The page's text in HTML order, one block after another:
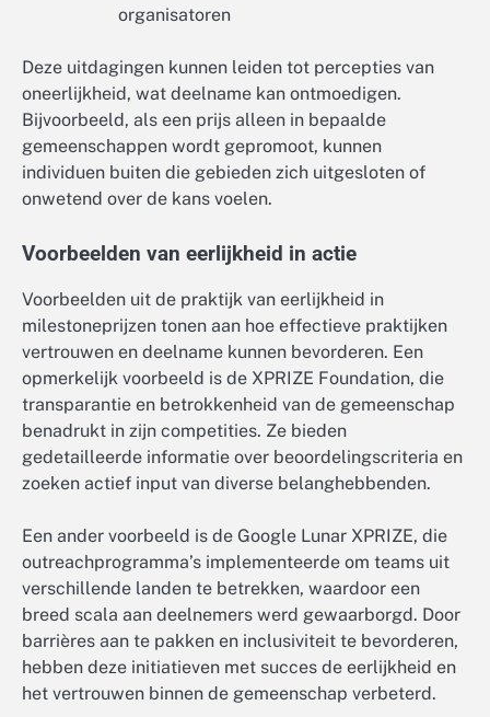
organisatoren
Deze uitdagingen kunnen leiden tot percepties van
oneerlijkheid, wat deelname kan ontmoedigen.
Bijvoorbeeld, als een prijs alleen in bepaalde
gemeenschappen wordt gepromoot, kunnen
individuen buiten die gebieden zich uitgesloten of
onwetend over de kans voelen.
Voorbeelden van eerlijkheid in actie
Voorbeelden uit de praktijk van eerlijkheid in
milestoneprijzen tonen aan hoe effectieve praktijken
vertrouwen en deelname kunnen bevorderen. Een
opmerkelijk voorbeeld is de XPRIZE Foundation, die
transparantie en betrokkenheid van de gemeenschap
benadrukt in zijn competities. Ze bieden
gedetailleerde informatie over beoordelingscriteria en
zoeken actief input van diverse belanghebbenden.
Een ander voorbeeld is de Google Lunar XPRIZE, die
outreachprogramma’s implementeerde om teams uit
verschillende landen te betrekken, waardoor een
breed scala aan deelnemers werd gewaarborgd. Door
barrières aan te pakken en inclusiviteit te bevorderen,
hebben deze initiatieven met succes de eerlijkheid en
het vertrouwen binnen de gemeenschap verbeterd.